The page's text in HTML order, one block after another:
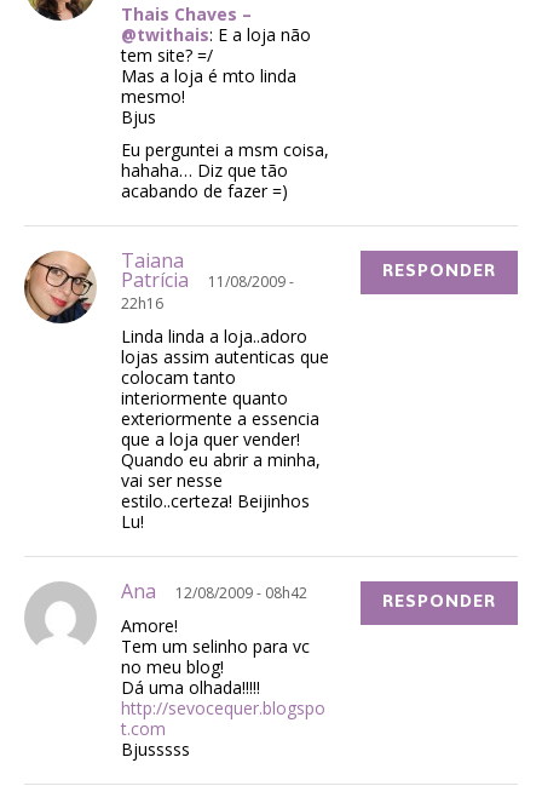
Thais Chaves –
@twithais: E a loja não
tem site? =/
Mas a loja é mto linda
mesmo!
Bjus
Eu perguntei a msm coisa,
hahaha… Diz que tão
acabando de fazer =)
Taiana
Patrícia
11/08/2009 -
22h16
Linda linda a loja..adoro
lojas assim autenticas que
colocam tanto
interiormente quanto
exteriormente a essencia
que a loja quer vender!
Quando eu abrir a minha,
vai ser nesse
estilo..certeza! Beijinhos
Lu!
RESPONDER
Ana 12/08/2009 - 08h42
Amore!
Tem um selinho para vc
no meu blog!
Dá uma olhada!!!!!
http://sevocequer.blogspo
t.com
Bjusssss
RESPONDER